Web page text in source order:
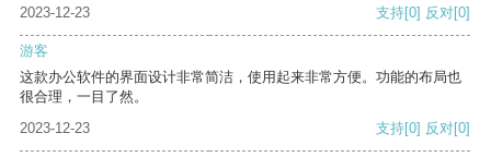
2023-12-23
支持[0] 反对[0]
游客
这款办公软件的界面设计非常简洁，使用起来非常方便。功能的布局也
很合理，一目了然。
2023-12-23
支持[0] 反对[0]